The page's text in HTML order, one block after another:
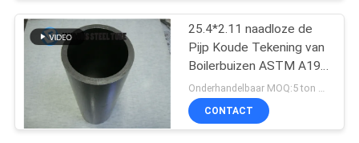
PRIVACYBELEID
16
25.4*2.11 naadloze de
Pijp Koude Tekening van
Boilerbuizen ASTM A192
voor Hoge drukmontagesOnderhandelbaar MOQ:5 ton per grootte
CONTACT